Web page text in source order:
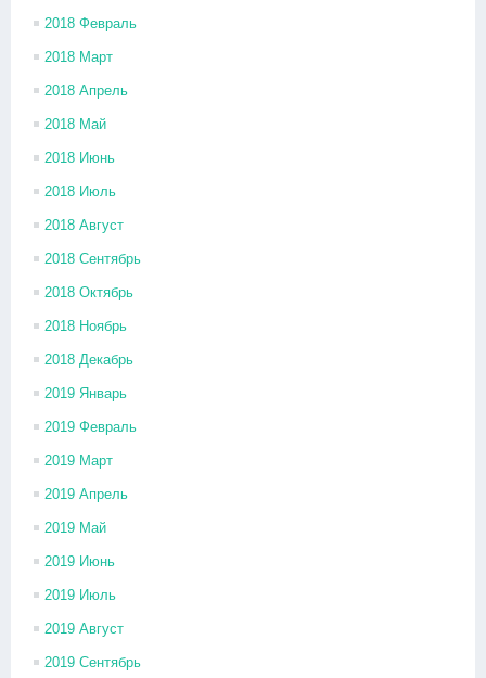
2018 Февраль
2018 Март
2018 Апрель
2018 Май
2018 Июнь
2018 Июль
2018 Август
2018 Сентябрь
2018 Октябрь
2018 Ноябрь
2018 Декабрь
2019 Январь
2019 Февраль
2019 Март
2019 Апрель
2019 Май
2019 Июнь
2019 Июль
2019 Август
2019 Сентябрь